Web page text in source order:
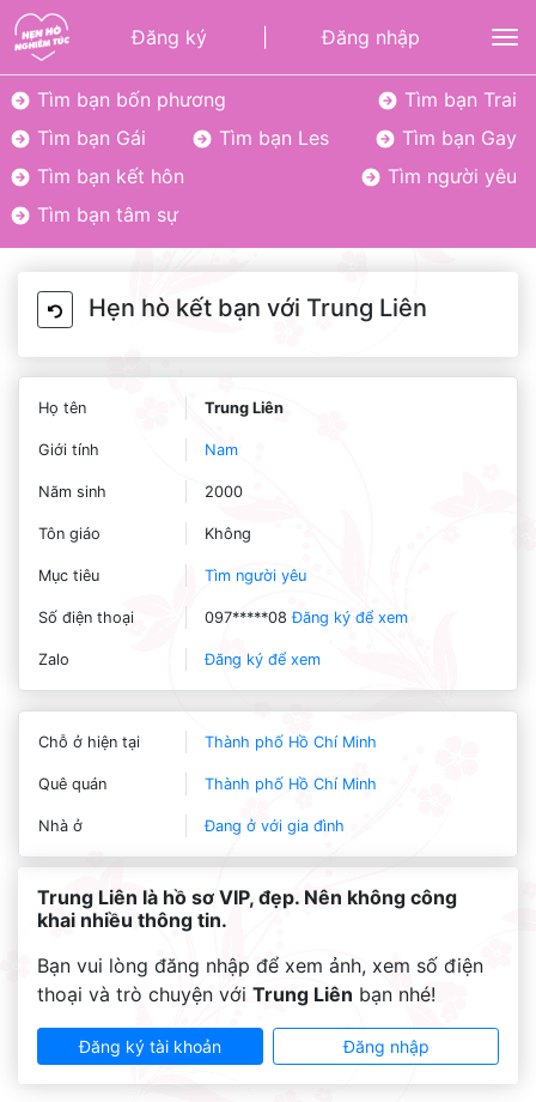
Đăng ký Đăng nhập
Tìm bạn bốn phương
Tìm bạn Trai
Tìm bạn Gái
Tìm bạn Les
Tìm bạn Gay
Tìm bạn kết hôn
Tìm người yêu
Tìm bạn tâm sự
Hẹn hò kết bạn với Trung Liên
Họ tên Trung Liên
Giới tính Nam
Năm sinh 2000
Tôn giáo Không
Mục tiêu Tìm người yêu
Số điện thoại 097*****08Đăng ký để xem
Zalo Đăng ký để xem
Chỗ ở hiện tại Thành phố Hồ Chí Minh
Quê quán Thành phố Hồ Chí Minh
Nhà ở Đang ở với gia đình
Trung Liên là hồ sơ VIP, đẹp. Nên không công
khai nhiều thông tin.
Bạn vui lòng đăng nhập để xem ảnh, xem số điện
thoại và trò chuyện với Trung Liên bạn nhé!
Đăng ký tài khoản Đăng nhập